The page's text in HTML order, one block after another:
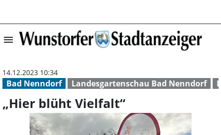
menu „Hier blüht
Bad Nenndorf Landesgartenschau Bad Nenndorf
14.12.2023 10:34
„Hier blüht Vielfalt“